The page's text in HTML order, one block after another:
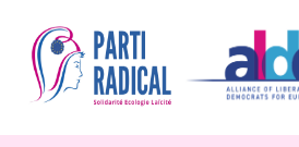
Pages
Accueil
Actualités
Contact